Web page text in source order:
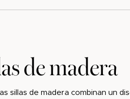
de madera
sillas de madera combinan un